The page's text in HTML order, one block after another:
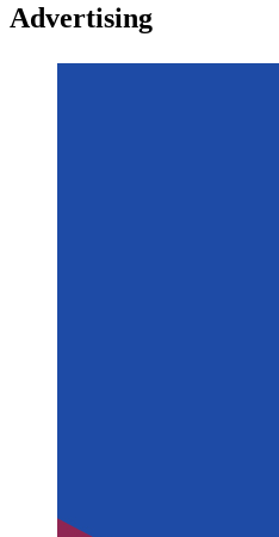
Advertising